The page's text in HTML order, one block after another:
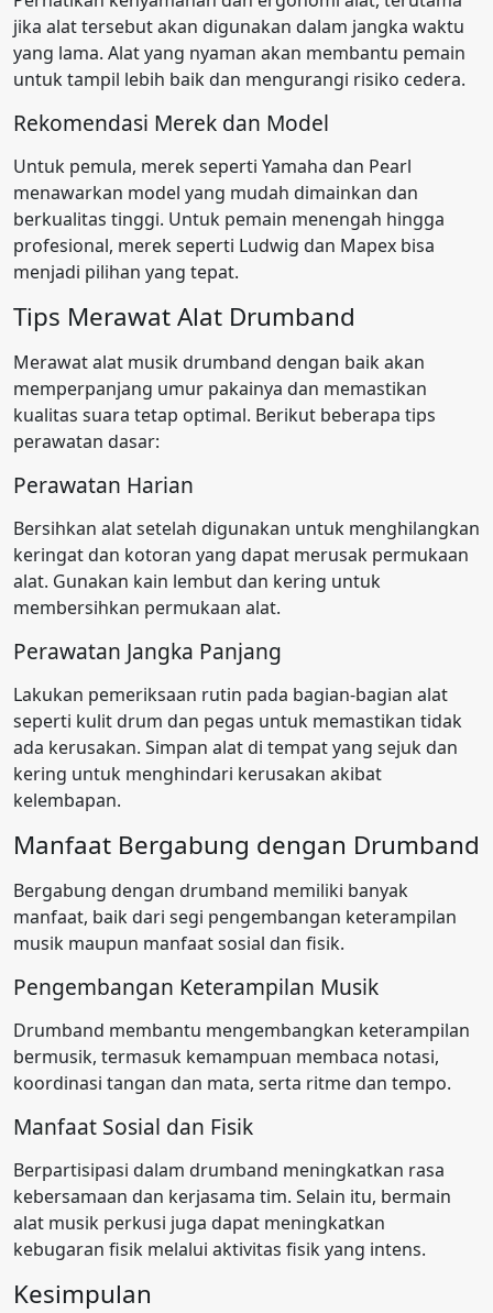
jika alat tersebut akan digunakan dalam jangka waktu
yang lama. Alat yang nyaman akan membantu pemain
untuk tampil lebih baik dan mengurangi risiko cedera.
Rekomendasi Merek dan Model
Untuk pemula, merek seperti Yamaha dan Pearl
menawarkan model yang mudah dimainkan dan
berkualitas tinggi. Untuk pemain menengah hingga
profesional, merek seperti Ludwig dan Mapex bisa
menjadi pilihan yang tepat.
Tips Merawat Alat Drumband
Merawat alat musik drumband dengan baik akan
memperpanjang umur pakainya dan memastikan
kualitas suara tetap optimal. Berikut beberapa tips
perawatan dasar:
Perawatan Harian
Bersihkan alat setelah digunakan untuk menghilangkan
keringat dan kotoran yang dapat merusak permukaan
alat. Gunakan kain lembut dan kering untuk
membersihkan permukaan alat.
Perawatan Jangka Panjang
Lakukan pemeriksaan rutin pada bagian-bagian alat
seperti kulit drum dan pegas untuk memastikan tidak
ada kerusakan. Simpan alat di tempat yang sejuk dan
kering untuk menghindari kerusakan akibat
kelembapan.
Manfaat Bergabung dengan Drumband
Bergabung dengan drumband memiliki banyak
manfaat, baik dari segi pengembangan keterampilan
musik maupun manfaat sosial dan fisik.
Pengembangan Keterampilan Musik
Drumband membantu mengembangkan keterampilan
bermusik, termasuk kemampuan membaca notasi,
koordinasi tangan dan mata, serta ritme dan tempo.
Manfaat Sosial dan Fisik
Berpartisipasi dalam drumband meningkatkan rasa
kebersamaan dan kerjasama tim. Selain itu, bermain
alat musik perkusi juga dapat meningkatkan
kebugaran fisik melalui aktivitas fisik yang intens.
Kesimpulan